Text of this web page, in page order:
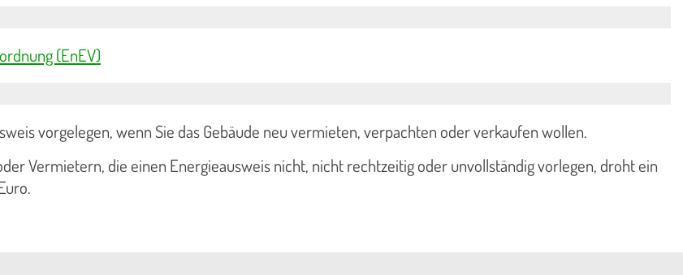
(EnEV)
vorgelegen, wenn Sie das Gebäude neu vermieten, verpachten oder verkaufen wollen.
Vermietern, die einen Energieausweis nicht, nicht rechtzeitig oder unvollständig vorlegen, droht ein